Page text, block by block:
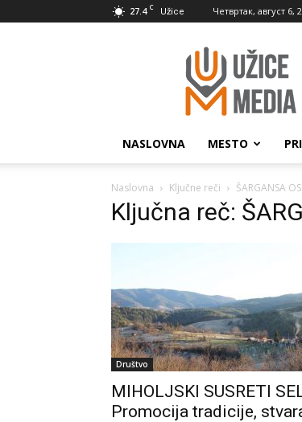
27.4 C Užice Четвртак, август 6,
UžiceMedia
NASLOVNA MESTO
Naslovna Ključne reči ŠARGANSA
Ključna reč:
Društvo
MIHOLJSKI SUSRETI
Promocija tradicije,